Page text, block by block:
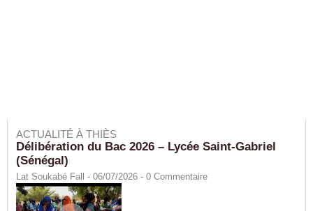
ACTUALITÉ À THIÈS
Délibération du Bac 2026 – Lycée Saint-Gabriel
(Sénégal)
Lat Soukabé Fall - 06/07/2026 - 0 Commentaire